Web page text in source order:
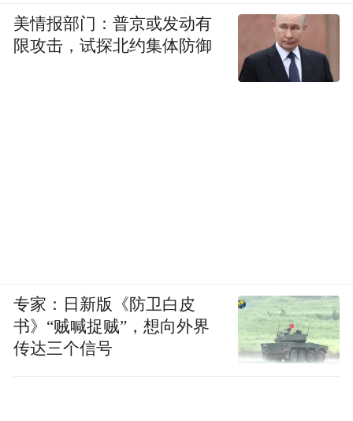
美情报部门：普京或发动有
限攻击，试探北约集体防御
专家：日新版《防卫白皮
书》“贼喊捉贼”，想向外界
传达三个信号